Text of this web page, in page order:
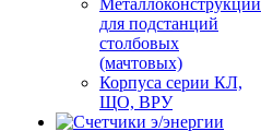
Металлоконструкции
для подстанций
столбовых
(мачтовых)
Корпуса серии КЛ,
ЩО, ВРУ